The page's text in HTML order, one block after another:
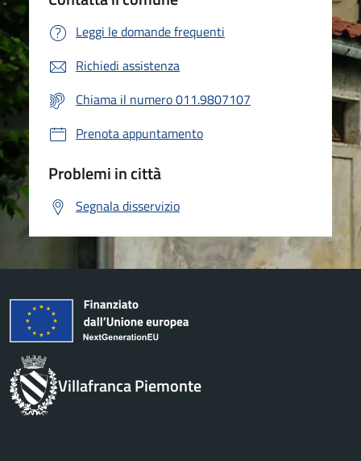
Leggi le domande frequenti
Richiedi assistenza
Chiama il numero 011.9807107
Prenota appuntamento
Problemi in città
Segnala disservizio
Villafranca Piemonte